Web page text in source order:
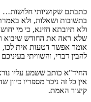
כתבתם שקושיותי חלושות…
בתשובות ושאלות, ולא
ולא תיובתא חזינא, כי מי
שלא ראה את החודש שיבוא
אומר אפשר דטעות אית
להבין דברי, והשוויתי
החיד"א כותב ששמע עליו
אין כל זה ניכר מספריו
קיצור האמת.